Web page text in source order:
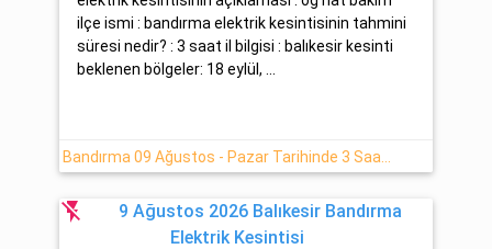
ilçe ismi : bandırma elektrik kesintisinin tahmini
süresi nedir? : 3 saat il bilgisi : balıkesir kesinti
beklenen bölgeler: 18 eylül, ...
flash_off
9 Ağustos 2026 Balıkesir Bandırma
Elektrik Kesintisi